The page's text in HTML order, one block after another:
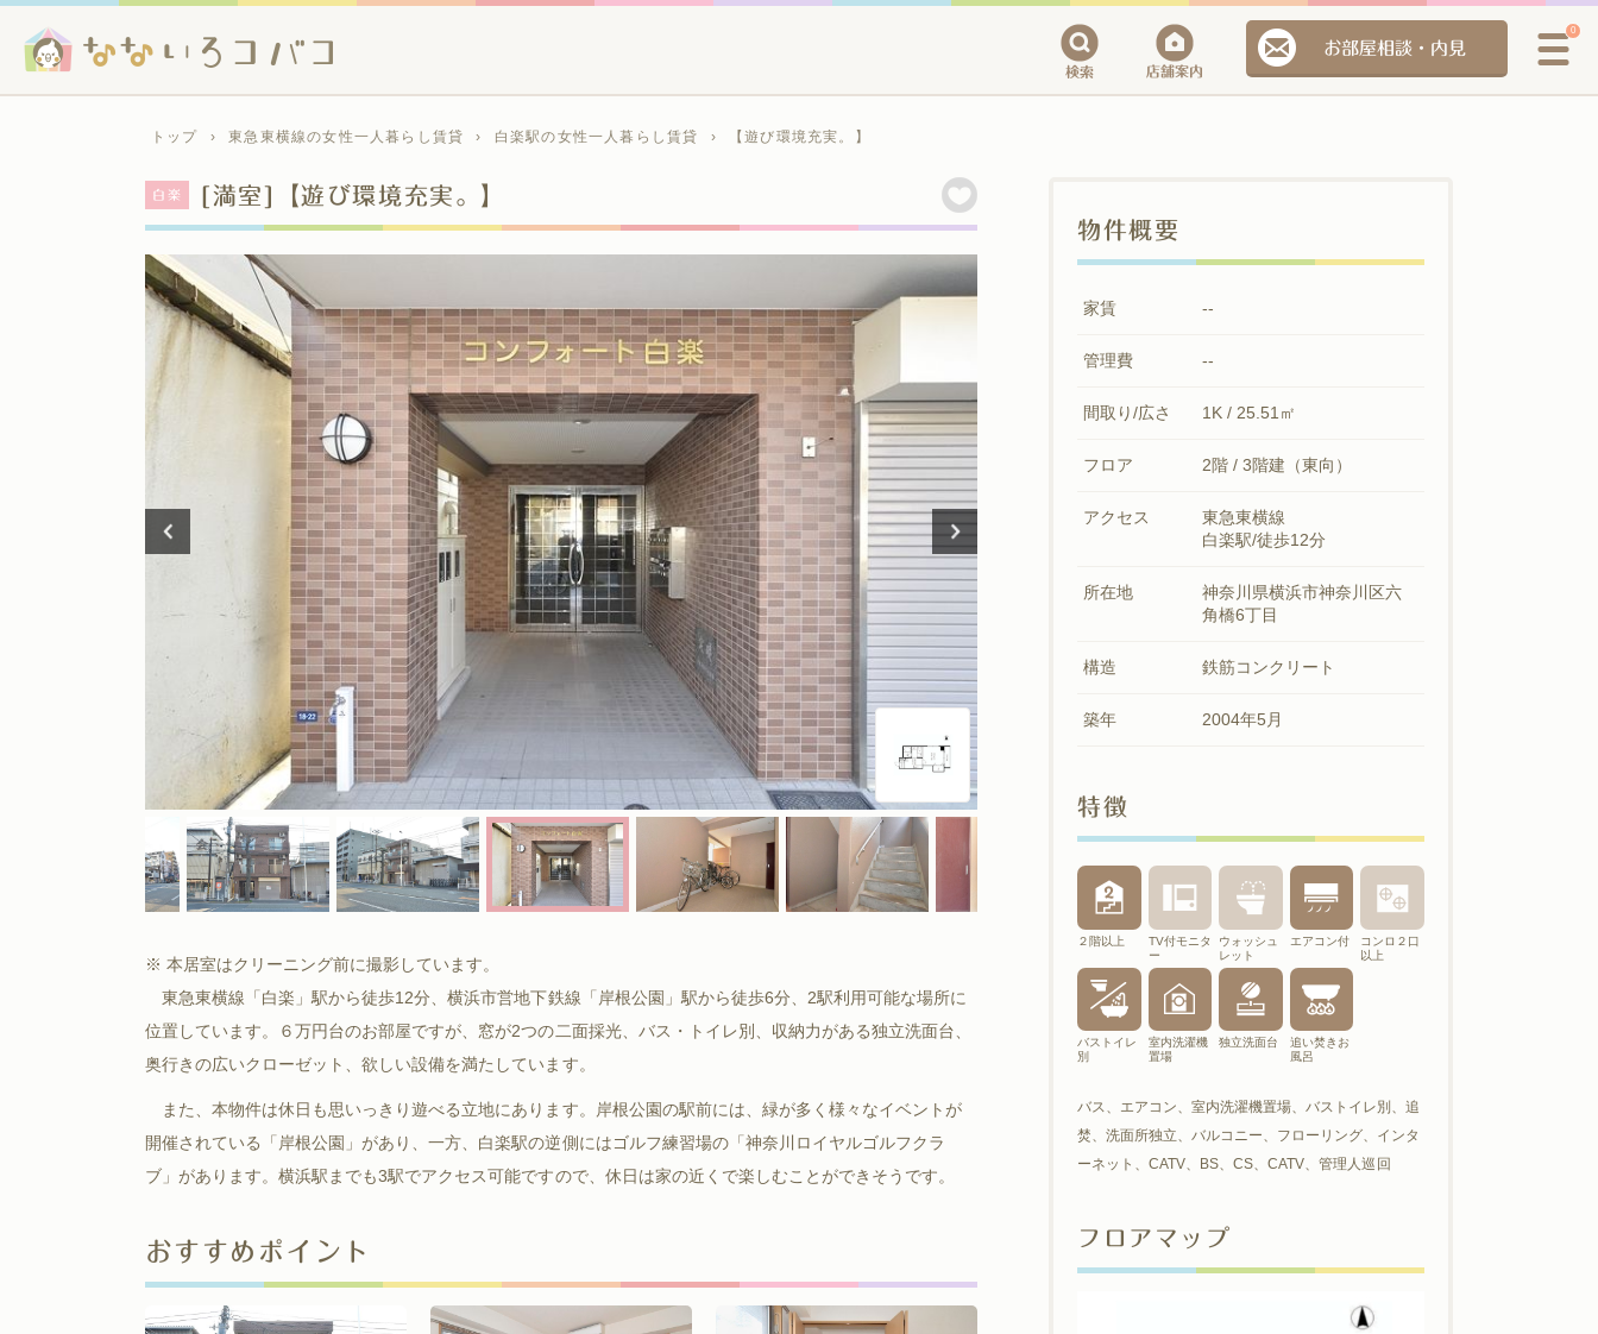
お部屋相談・内見
0
トップ › 東急東横線の女性一人暮らし賃貸 › 白楽駅の女性一人暮らし賃貸 › 【遊び環境充実。】
白楽 [満室]【遊び環境充実。】
※ 本居室はクリーニング前に撮影しています。
東急東横線「白楽」駅から徒歩12分、横浜市営地下鉄線「岸根公園」駅から徒歩6分、2駅利用可能な場所に
位置しています。６万円台のお部屋ですが、窓が2つの二面採光、バス・トイレ別、収納力がある独立洗面台、
奥行きの広いクローゼット、欲しい設備を満たしています。
また、本物件は休日も思いっきり遊べる立地にあります。岸根公園の駅前には、緑が多く様々なイベントが
開催されている「岸根公園」があり、一方、白楽駅の逆側にはゴルフ練習場の「神奈川ロイヤルゴルフクラ
ブ」があります。横浜駅までも3駅でアクセス可能ですので、休日は家の近くで楽しむことができそうです。
おすすめポイント
物件概要
家賃 --
管理費 --
間取り/広さ 1K / 25.51㎡
フロア 2階 / 3階建（東向）
アクセス
東急東横線
白楽駅/徒歩12分
所在地
神奈川県横浜市神奈川区六
角橋6丁目
構造 鉄筋コンクリート
築年 2004年5月
特徴
２階以上
TV付モニタ
ー
ウォッシュ
レット
エアコン付
コンロ２口
以上
バストイレ
別
室内洗濯機
置場
独立洗面台
追い焚きお
風呂
バス、エアコン、室内洗濯機置場、バストイレ別、追
焚、洗面所独立、バルコニー、フローリング、インタ
ーネット、CATV、BS、CS、CATV、管理人巡回
フロアマップ